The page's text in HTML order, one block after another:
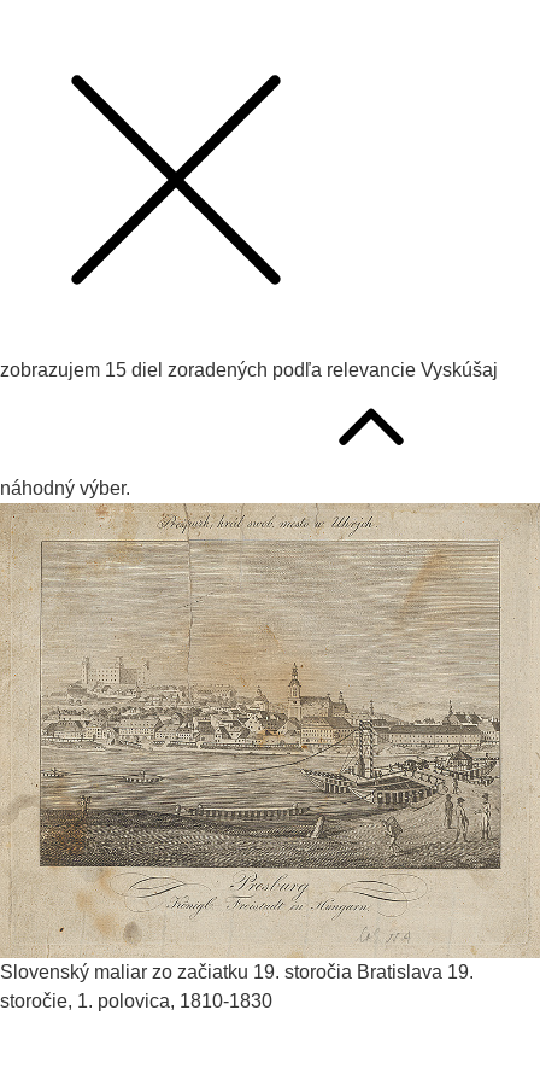
zobrazujem 15 diel zoradených podľa relevancie Vyskúšaj
náhodný výber.
Slovenský maliar zo začiatku 19. storočia Bratislava 19.
storočie, 1. polovica, 1810-1830